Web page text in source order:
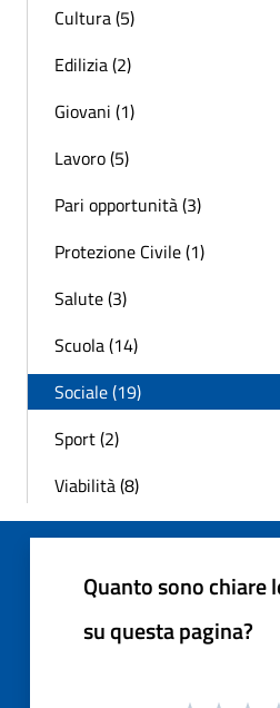
Cultura (5)
Edilizia (2)
Giovani (1)
Lavoro (5)
Pari opportunità (3)
Protezione Civile (1)
Salute (3)
Scuola (14)
Sociale (19)
Sport (2)
Viabilità (8)
Quanto sono chiare
su questa pagina?